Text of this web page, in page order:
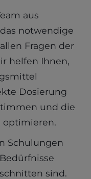
aus
notwendige
Fragen der
helfen Ihnen,
Dosierung
und die
optimieren.
Schulungen
sind.